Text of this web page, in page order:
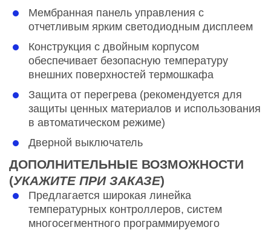
Мембранная панель управления с
отчетливым ярким светодиодным дисплеем
Конструкция с двойным корпусом
обеспечивает безопасную температуру
внешних поверхностей термошкафа
Защита от перегрева (рекомендуется для
защиты ценных материалов и использования
в автоматическом режиме)
Дверной выключатель
ДОПОЛНИТЕЛЬНЫЕ ВОЗМОЖНОСТИ
(УКАЖИТЕ ПРИ ЗАКАЗЕ)
Предлагается широкая линейка
температурных контроллеров, систем
многосегментного программируемого